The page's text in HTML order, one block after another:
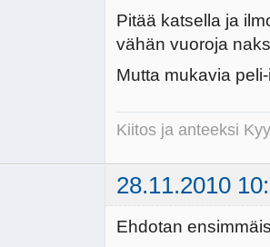
Pitää katsella ja
vähän vuoroja
Mutta mukavia
Kiitos ja anteeksi
28.11.2010
Ehdotan